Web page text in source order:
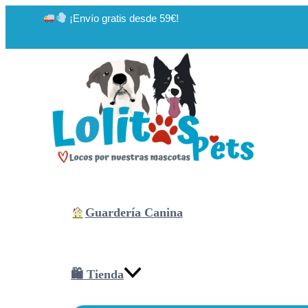
¡Envío gratis desde 59€!
Guardería Canina
🛍 Tienda